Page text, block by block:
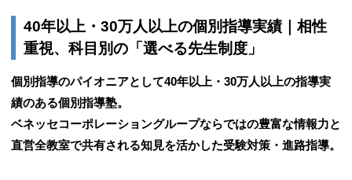
40年以上・30万人以上の個別指導実績｜相性
重視、科目別の「選べる先生制度」
個別指導のパイオニアとして40年以上・30万人以上の指導実
績のある個別指導塾。​
ベネッセコーポレーショングループならではの豊富な情報力と
直営全教室で共有される知見を活かした受験対策・進路指導。